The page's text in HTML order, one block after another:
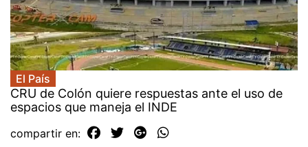
El País
CRU de Colón quiere respuestas ante el uso de
espacios que maneja el INDE
compartir en: